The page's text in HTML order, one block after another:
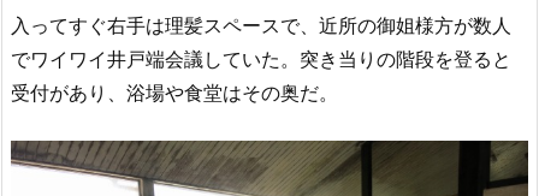
入ってすぐ右手は理髪スペースで、近所の御姐様方が数人
でワイワイ井戸端会議していた。突き当りの階段を登ると
受付があり、浴場や食堂はその奥だ。